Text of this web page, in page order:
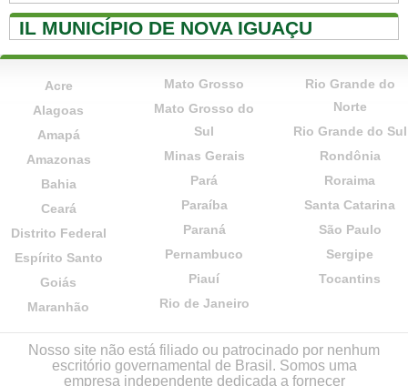
IL MUNICÍPIO DE NOVA IGUAÇU
Acre
Alagoas
Amapá
Amazonas
Bahia
Ceará
Distrito Federal
Espírito Santo
Goiás
Maranhão
Mato Grosso
Mato Grosso do
Sul
Minas Gerais
Pará
Paraíba
Paraná
Pernambuco
Piauí
Rio de Janeiro
Rio Grande do
Norte
Rio Grande do Sul
Rondônia
Roraima
Santa Catarina
São Paulo
Sergipe
Tocantins
Nosso site não está filiado ou patrocinado por nenhum
escritório governamental de Brasil. Somos uma
empresa independente dedicada a fornecer